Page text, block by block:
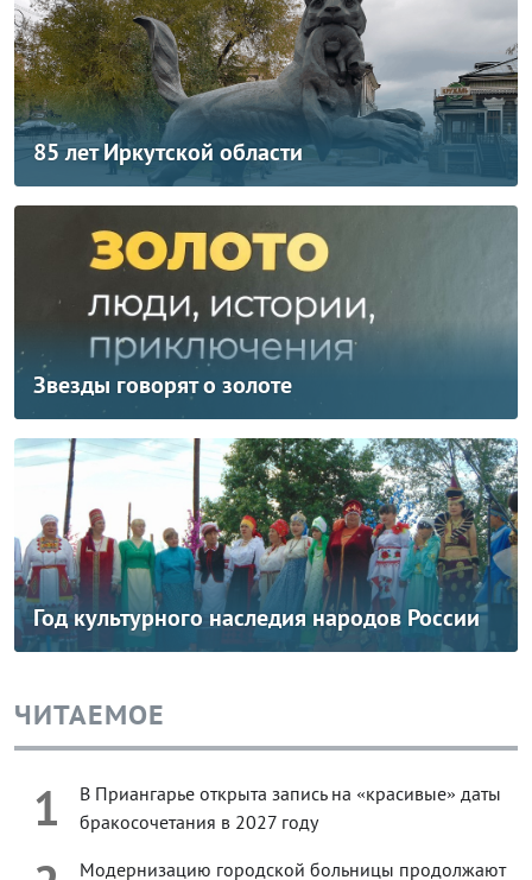
85 лет Иркутской области
Звезды говорят о золоте
Год культурного наследия народов России
ЧИТАЕМОЕ
1
В Приангарье открыта запись на «красивые» даты
бракосочетания в 2027 году
Модернизацию городской больницы продолжают